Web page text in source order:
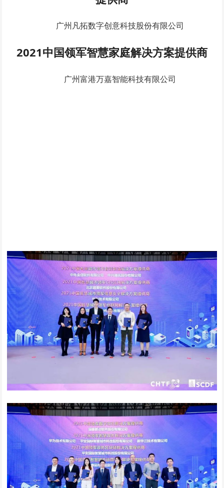
广州凡拓数字创意科技股份有限公司
2021中国领军智慧家庭解决方案提供商
广州富港万嘉智能科技有限公司